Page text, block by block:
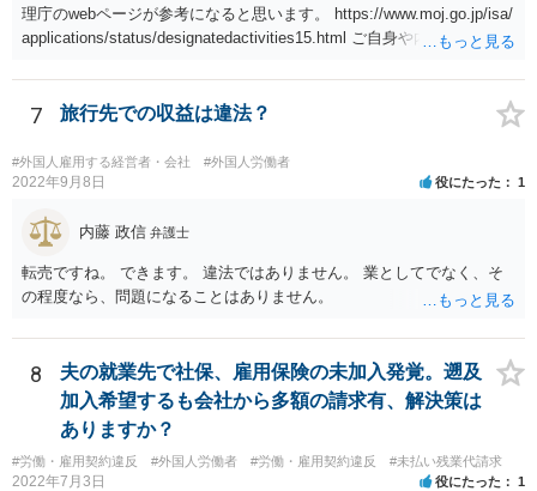
理庁のwebページが参考になると思います。 https://www.moj.go.jp/isa/
applications/status/designatedactivities15.html ご自身や内定先企業で
いる弁護士や行政書士に相談されるのが良いです。
7 旅行先での収益は違法？
#外国人雇用する経営者・会社 #外国人労働者
2022年9月8日 役にたった 1
内藤 政信 弁護士
転売ですね。 できます。 違法ではありません。 業としてでなく、そ
の程度なら、問題になることはありません。
8
夫の就業先で社保、雇用保険の未加入発覚。遡及
加入希望するも会社から多額の請求有、解決策は
ありますか？
#労働・雇用契約違反 #外国人労働者 #労働・雇用契約違反 #未払い残業代請求
2022年7月3日 役にたった 1